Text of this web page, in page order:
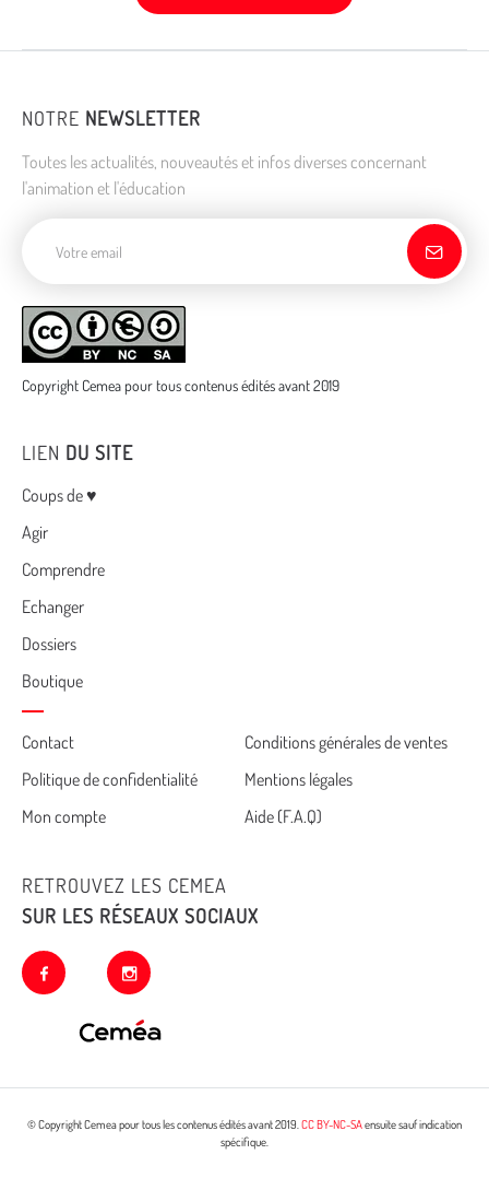
NOTRE NEWSLETTER
Toutes les actualités, nouveautés et infos diverses concernant
l'animation et l'éducation
Copyright Cemea pour tous contenus édités avant 2019
LIEN DU SITE
Menu
Coups de ♥
Agir
Comprendre
Echanger
Dossiers
Boutique
Cemea
footer
Contact
Conditions générales de ventes
Politique de confidentialité
Mentions légales
Mon compte
Aide (F.A.Q)
RETROUVEZ LES CEMEA
SUR LES RÉSEAUX SOCIAUX
facebook instagram
© Copyright Cemea pour tous les contenus édités avant 2019.CC BY-NC-SAensuite sauf indication
spécifique.